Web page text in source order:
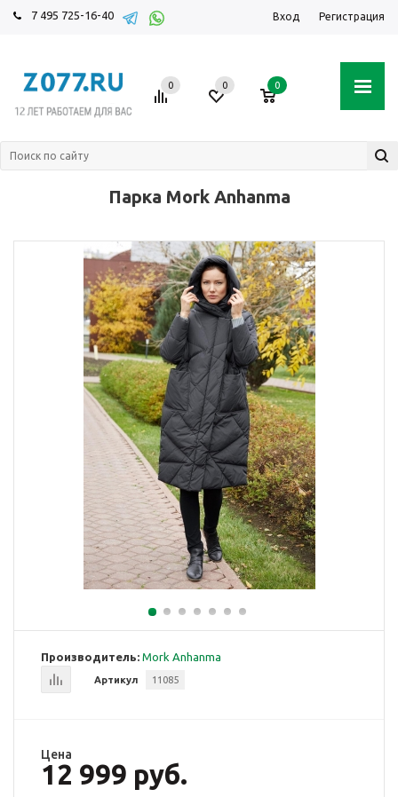
7 495 725-16-40 Вход Регистрация
0 0 0
Парка Mork Anhanma
Производитель: Mork Anhanma
Артикул 11085
Цена
12 999 руб.